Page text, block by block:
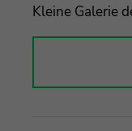
Kleine Galerie